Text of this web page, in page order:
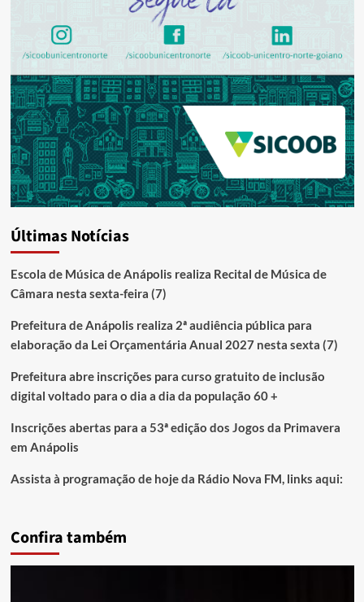
Últimas Notícias
Escola de Música de Anápolis realiza Recital de Música de
Câmara nesta sexta-feira (7)
Prefeitura de Anápolis realiza 2ª audiência pública para
elaboração da Lei Orçamentária Anual 2027 nesta sexta (7)
Prefeitura abre inscrições para curso gratuito de inclusão
digital voltado para o dia a dia da população 60 +
Inscrições abertas para a 53ª edição dos Jogos da Primavera
em Anápolis
Assista à programação de hoje da Rádio Nova FM, links aqui:
Confira também